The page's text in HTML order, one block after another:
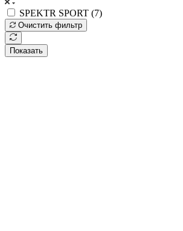
SPEKTR SPORT (7)
Очистить фильтр
Показать